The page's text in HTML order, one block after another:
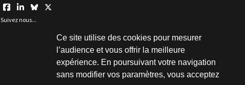
Ce site utilise des cookies pour mesurer
l’audience et vous offrir la meilleure
expérience. En poursuivant votre navigation
sans modifier vos paramètres, vous acceptez
Suivez nous...